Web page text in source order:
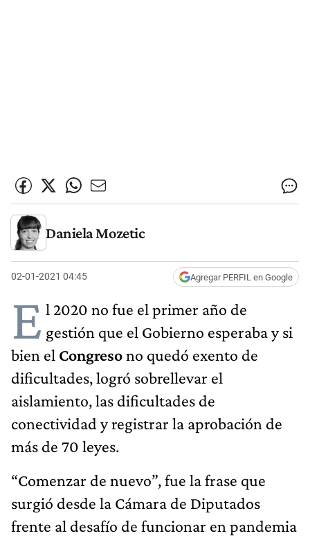
Daniela Mozetic
02-01-2021 04:45 Agregar PERFIL en Google
E l 2020 no fue el primer año de
gestión que el Gobierno esperaba y si
bien el Congresono quedó exento de
dificultades, logró sobrellevar el
aislamiento, las dificultades de
conectividad y registrar la aprobación de
más de 70 leyes.
“Comenzar de nuevo”, fue la frase que
surgió desde la Cámara de Diputados
frente al desafío de funcionar en pandemia